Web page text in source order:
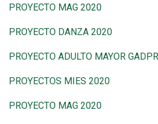
PROYECTO MAG 2020
PROYECTO DANZA 2020
PROYECTO ADULTO MAYOR
PROYECTOS MIES 2020
PROYECTO MAG 2020